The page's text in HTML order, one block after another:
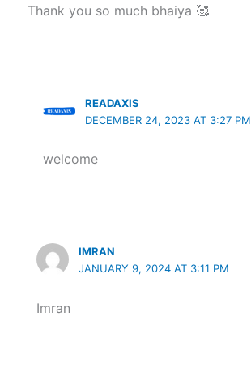
Thank you so much bhaiya 🥰
READAXIS
DECEMBER 24, 2023 AT 3:27 PM
welcome
IMRAN
JANUARY 9, 2024 AT 3:11 PM
Imran